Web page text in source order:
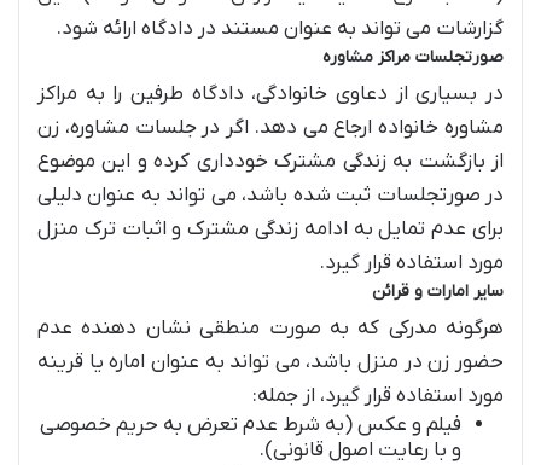
گزارشات می تواند به عنوان مستند در دادگاه ارائه شود.
صورتجلسات مراکز مشاوره
در بسیاری از دعاوی خانوادگی، دادگاه طرفین را به مراکز
مشاوره خانواده ارجاع می دهد. اگر در جلسات مشاوره، زن
از بازگشت به زندگی مشترک خودداری کرده و این موضوع
در صورتجلسات ثبت شده باشد، می تواند به عنوان دلیلی
برای عدم تمایل به ادامه زندگی مشترک و اثبات ترک منزل
مورد استفاده قرار گیرد.
سایر امارات و قرائن
هرگونه مدرکی که به صورت منطقی نشان دهنده عدم
حضور زن در منزل باشد، می تواند به عنوان اماره یا قرینه
مورد استفاده قرار گیرد، از جمله:
فیلم و عکس (به شرط عدم تعرض به حریم خصوصی
و با رعایت اصول قانونی).